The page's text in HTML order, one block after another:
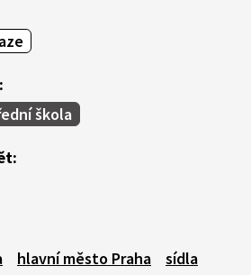
škola
hlavní město Praha
sídla